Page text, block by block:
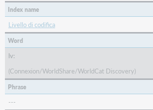
Index name
Livello di codifica
Word
lv:
(Connexion/WorldShare/WorldCat Discovery)
Phrase
---